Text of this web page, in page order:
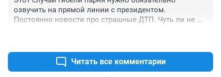
озвучить на прямой линии с президентом.
Постоянно новости про страшные ДТП. Чуть ли не
Читать все комментарии